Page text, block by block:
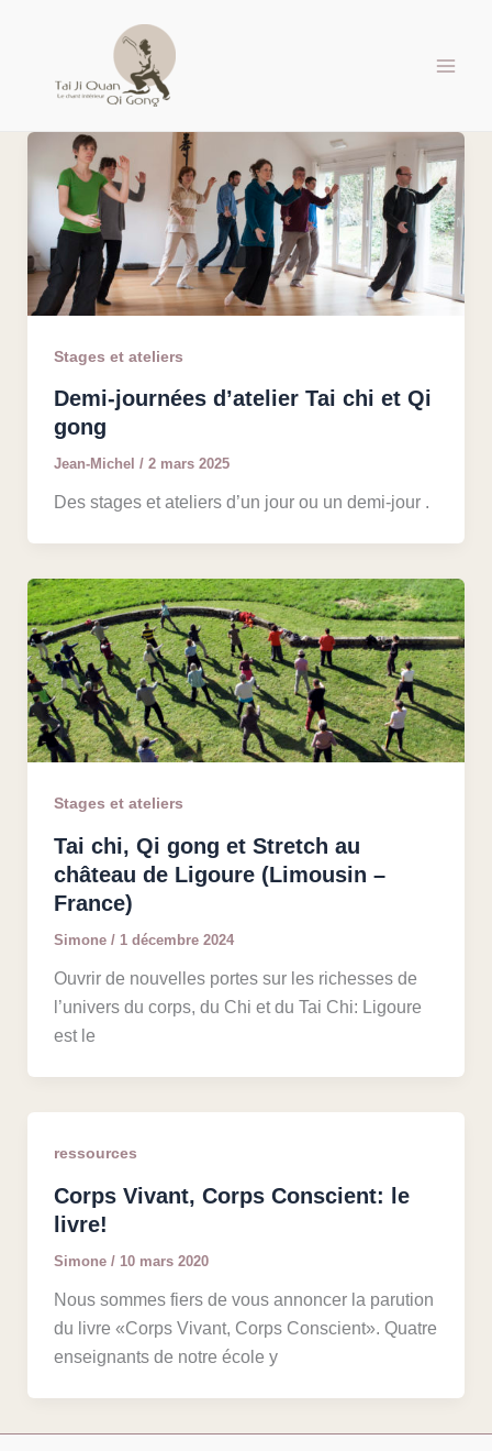
Stages et ateliers
Demi-journées d’atelier Tai chi et Qi
gong
Jean-Michel / 2 mars 2025
Des stages et ateliers d’un jour ou un demi-jour .
Stages et ateliers
Tai chi, Qi gong et Stretch au
château de Ligoure (Limousin –
France)
Simone / 1 décembre 2024
Ouvrir de nouvelles portes sur les richesses de
l’univers du corps, du Chi et du Tai Chi: Ligoure
est le
ressources
Corps Vivant, Corps Conscient: le
livre!
Simone / 10 mars 2020
Nous sommes fiers de vous annoncer la parution
du livre «Corps Vivant, Corps Conscient». Quatre
enseignants de notre école y